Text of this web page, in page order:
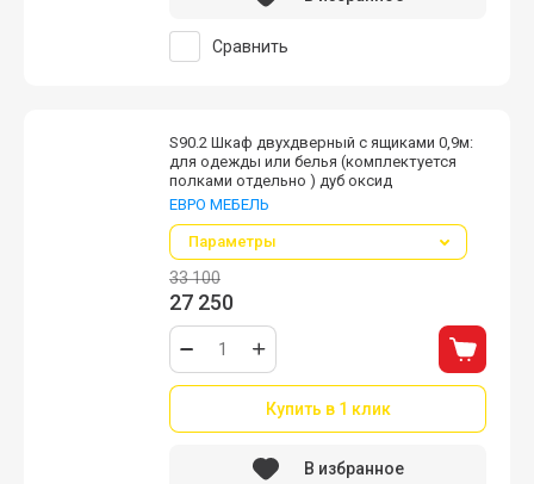
Сравнить
S90.2 Шкаф двухдверный с ящиками 0,9м:
для одежды или белья (комплектуется
полками отдельно ) дуб оксид
ЕВРО МЕБЕЛЬ
Параметры
33 100
27 250
Купить в 1 клик
В избранное